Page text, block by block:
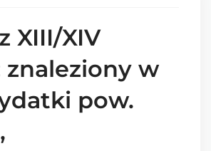
XIII/XIV
w
pow.